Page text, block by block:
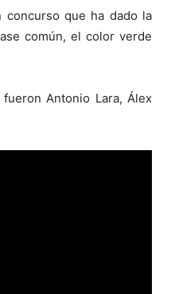
concurso que ha dado la
común, el color verde
Antonio Lara, Álex